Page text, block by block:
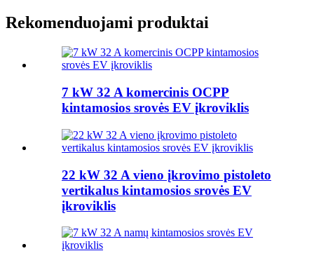
Rekomenduojami produktai
7 kW 32 A komercinis OCPP
kintamosios srovės EV įkroviklis
22 kW 32 A vieno įkrovimo pistoleto
vertikalus kintamosios srovės EV
įkroviklis